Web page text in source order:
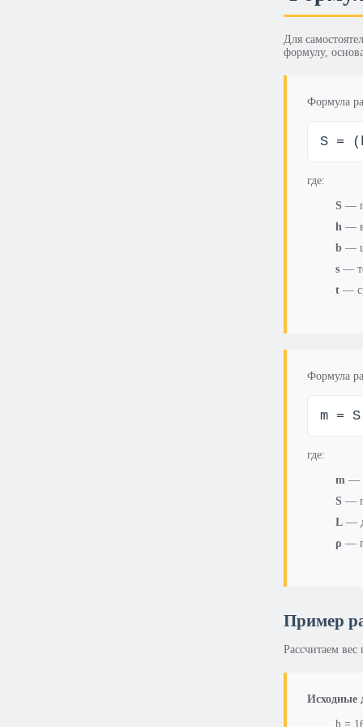
Для
формулу,
Формула
S =
где:
S —
h —
b —
s —
t —
Формула
m =
где:
m —
S —
L —
ρ —
Пример
Рассчитаем
Исходные
h =